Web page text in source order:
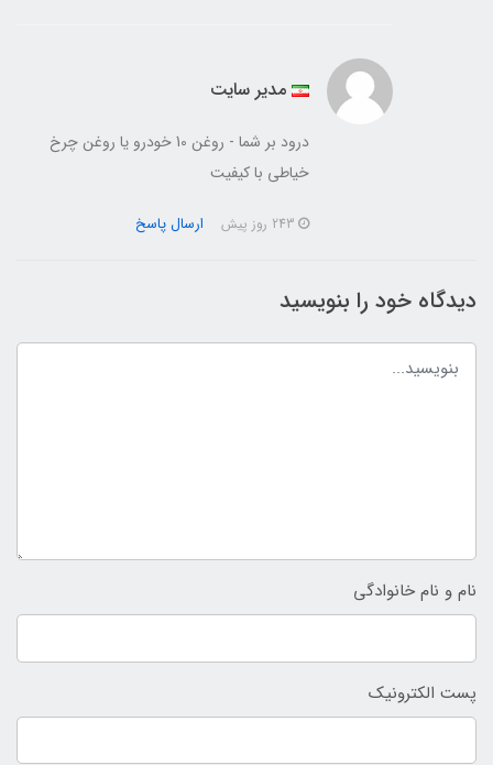
مدیر سایت
درود بر شما - روغن 10 خودرو یا روغن چرخ
خیاطی با کیفیت
ارسال پاسخ
دیدگاه خود را بنویسید
نام و نام خانوادگی
پست الکترونیک